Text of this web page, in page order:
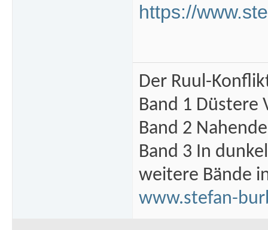
https://
Der Ruul-
Band 1 Düstere
Band 2
Band 3 In
weitere Bände
www.stefan-